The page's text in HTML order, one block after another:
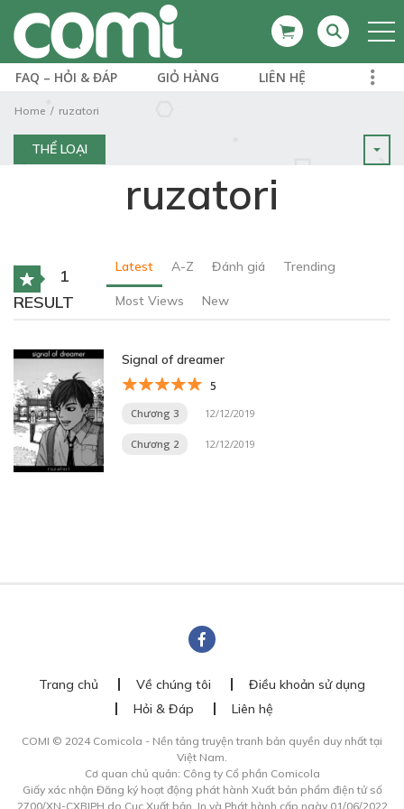
FAQ – HỎI & ĐÁP GIỎ HÀNG LIÊN HỆ
Home ruzatori
THỂ LOẠI
ruzatori
1
RESULT
Latest A-Z Đánh giá Trending
Most Views New
Signal of dreamer
5
Chương 3 12/12/2019
Chương 2 12/12/2019
Trang chủ Về chúng tôi
Điều khoản sử dụng
Hỏi & Đáp
Liên hệ
COMI © 2024 Comicola - Nền tảng truyện tranh bản quyền duy nhất tại
Việt Nam.
Cơ quan chủ quản: Công ty Cổ phần Comicola
Giấy xác nhận Đăng ký hoạt động phát hành Xuất bản phẩm điện tử số
2700/XN-CXBIPH do Cục Xuất bản, In và Phát hành cấp ngày 01/06/2022